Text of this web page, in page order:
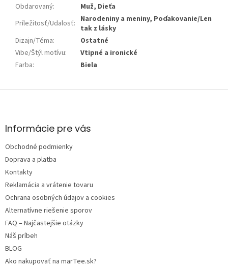
Obdarovaný:
Muž, Dieťa
Príležitosť/Udalosť: Narodeniny a meniny, Poďakovanie/Len
tak z lásky
Dizajn/Téma:
Ostatné
Vibe/Štýl motívu:
Vtipné a ironické
Farba: Biela
Z
ä
e
Informácie pre vás
Obchodné podmienky
Doprava a platba
Kontakty
Reklamácia a vrátenie tovaru
Ochrana osobných údajov a cookies
Alternatívne riešenie sporov
FAQ – Najčastejšie otázky
Náš príbeh
BLOG
Ako nakupovať na marTee.sk?